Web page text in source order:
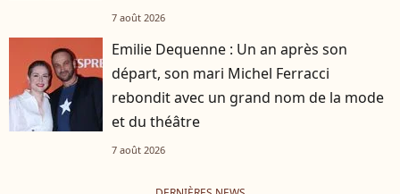
7 août 2026
Emilie Dequenne : Un an après son
départ, son mari Michel Ferracci
rebondit avec un grand nom de la mode
et du théâtre
7 août 2026